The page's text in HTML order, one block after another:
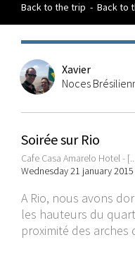
Back to the trip - Back to
Xavier
Noces
Soirée sur Rio
Cafe Casa Amarelo Hotel -
Wednesday 21 january
A Rio, nous avons
les hauteurs du
proximité des arches